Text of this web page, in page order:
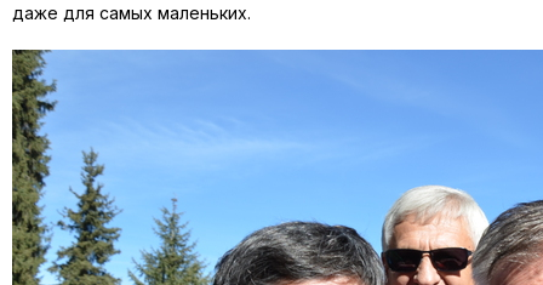
даже для самых маленьких.